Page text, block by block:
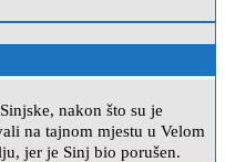
nakon što su je
na tajnom mjestu u Velom
jer je Sinj bio porušen.